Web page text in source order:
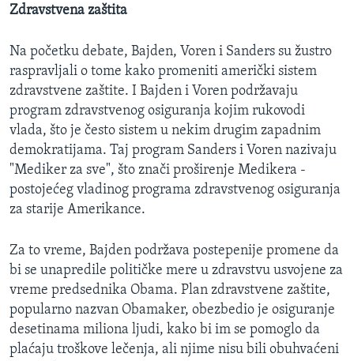
Zdravstvena zaštita
Na početku debate, Bajden, Voren i Sanders su žustro
raspravljali o tome kako promeniti američki sistem
zdravstvene zaštite. I Bajden i Voren podržavaju
program zdravstvenog osiguranja kojim rukovodi
vlada, što je često sistem u nekim drugim zapadnim
demokratijama. Taj program Sanders i Voren nazivaju
"Mediker za sve", što znači proširenje Medikera -
postojećeg vladinog programa zdravstvenog osiguranja
za starije Amerikance.
Za to vreme, Bajden podržava postepenije promene da
bi se unapredile političke mere u zdravstvu usvojene za
vreme predsednika Obama. Plan zdravstvene zaštite,
popularno nazvan Obamaker, obezbedio je osiguranje
desetinama miliona ljudi, kako bi im se pomoglo da
plaćaju troškove lečenja, ali njime nisu bili obuhvaćeni